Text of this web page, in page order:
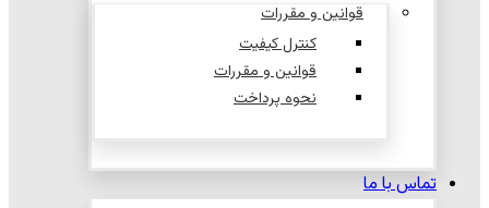
قوانین و مقررات
کنترل کیفیت
قوانین و مقررات
نحوه پرداخت
تماس با ما